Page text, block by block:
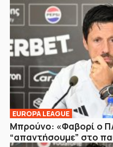
EUROPA LEAGUE
Μπρούνο: «Φαβορί ο
“απαντήσουμε” στο